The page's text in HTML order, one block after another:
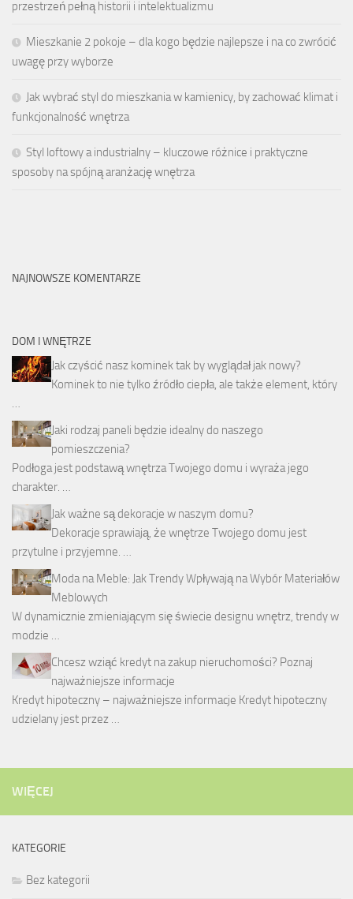
przestrzeń pełną historii i intelektualizmu
Mieszkanie 2 pokoje – dla kogo będzie najlepsze i na co zwrócić
uwagę przy wyborze
Jak wybrać styl do mieszkania w kamienicy, by zachować klimat i
funkcjonalność wnętrza
Styl loftowy a industrialny – kluczowe różnice i praktyczne
sposoby na spójną aranżację wnętrza
NAJNOWSZE KOMENTARZE
DOM I WNĘTRZE
Jak czyścić nasz kominek tak by wyglądał jak nowy?
Kominek to nie tylko źródło ciepła, ale także element, który
…
Jaki rodzaj paneli będzie idealny do naszego
pomieszczenia?
Podłoga jest podstawą wnętrza Twojego domu i wyraża jego
charakter. …
Jak ważne są dekoracje w naszym domu?
Dekoracje sprawiają, że wnętrze Twojego domu jest
przytulne i przyjemne. …
Moda na Meble: Jak Trendy Wpływają na Wybór Materiałów
Meblowych
W dynamicznie zmieniającym się świecie designu wnętrz, trendy w
modzie …
Chcesz wziąć kredyt na zakup nieruchomości? Poznaj
najważniejsze informacje
Kredyt hipoteczny – najważniejsze informacje Kredyt hipoteczny
udzielany jest przez …
WIĘCEJ
KATEGORIE
Bez kategorii